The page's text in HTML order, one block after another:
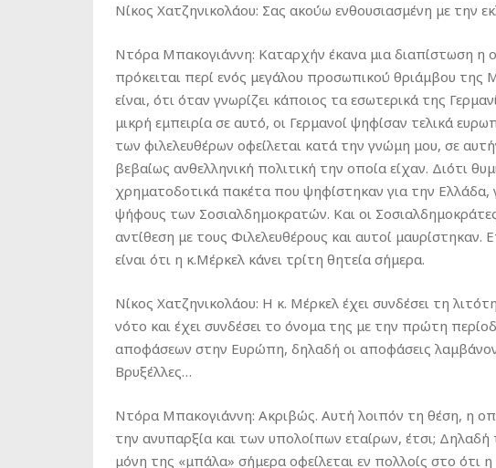
Νίκος Χατζηνικολάου: Σας ακούω ενθουσιασμένη με την
Ντόρα Μπακογιάννη: Καταρχήν έκανα μια διαπίστωση η
πρόκειται περί ενός μεγάλου προσωπικού θριάμβου της
είναι, ότι όταν γνωρίζει κάποιος τα εσωτερικά της
μικρή εμπειρία σε αυτό, οι Γερμανοί ψηφίσαν τελικά
των φιλελευθέρων οφείλεται κατά την γνώμη μου, σε
βεβαίως ανθελληνική πολιτική την οποία είχαν. Διότι
χρηματοδοτικά πακέτα που ψηφίστηκαν για την Ελλάδα,
ψήφους των Σοσιαλδημοκρατών. Και οι
αντίθεση με τους Φιλελευθέρους και αυτοί μαυρίστηκαν.
είναι ότι η κ.Μέρκελ κάνει τρίτη θητεία σήμερα.
Νίκος Χατζηνικολάου: Η κ. Μέρκελ έχει συνδέσει τη
νότο και έχει συνδέσει το όνομα της με την πρώτη
αποφάσεων στην Ευρώπη, δηλαδή οι αποφάσεις
Βρυξέλλες…
Ντόρα Μπακογιάννη: Ακριβώς. Αυτή λοιπόν τη θέση, η
την ανυπαρξία και των υπολοίπων εταίρων, έτσι; Δηλαδή
μόνη της «μπάλα» σήμερα οφείλεται εν πολλοίς στο